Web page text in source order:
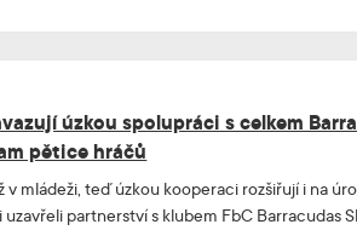
velké množství zkušeností, zážitků i
vystihuje Dominik Janda pocity všech tří
rozhovoru.
úzkou spolupráci s celkem
pětice hráčů
v mládeži, teď úzkou kooperaci rozšiřují i na
uzavřeli partnerství s klubem FbC Barracudas